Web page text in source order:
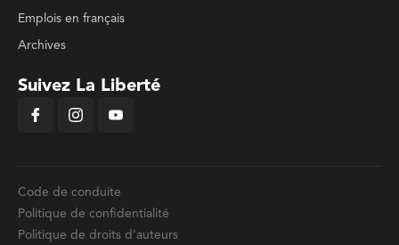
Emplois en français
Archives
Suivez La Liberté
Code de conduite
Politique de confidentialité
Politique de droits d'auteurs